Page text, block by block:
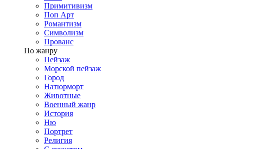
Примитивизм
Поп Арт
Романтизм
Символизм
Прованс
По жанру
Пейзаж
Морской пейзаж
Город
Натюрморт
Животные
Военный жанр
История
Ню
Портрет
Религия